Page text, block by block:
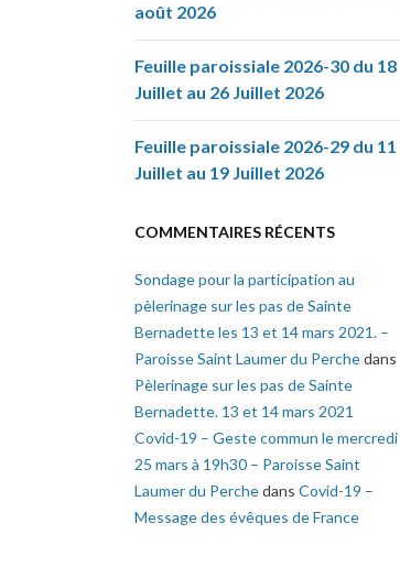
août 2026
Feuille paroissiale 2026-30 du 18
Juillet au 26 Juillet 2026
Feuille paroissiale 2026-29 du 11
Juillet au 19 Juillet 2026
COMMENTAIRES RÉCENTS
Sondage pour la participation au
pèlerinage sur les pas de Sainte
Bernadette les 13 et 14 mars 2021. –
Paroisse Saint Laumer du Perchedans
Pèlerinage sur les pas de Sainte
Bernadette. 13 et 14 mars 2021
Covid-19 – Geste commun le mercredi
25 mars à 19h30 – Paroisse Saint
Laumer du Perchedans Covid-19 –
Message des évêques de France